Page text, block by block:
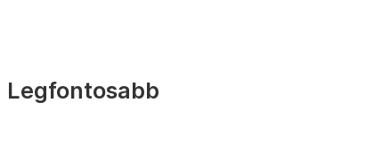
Legfontosabb